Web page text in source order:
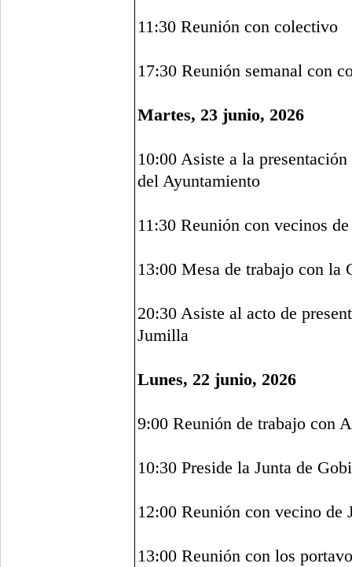
11:30 Reunión con colectivo
17:30 Reunión semanal con
Martes, 23 junio, 2026
10:00 Asiste a la
del Ayuntamiento
11:30 Reunión con vecinos
13:00 Mesa de trabajo con la
20:30 Asiste al acto de
Jumilla
Lunes, 22 junio, 2026
9:00 Reunión de trabajo con
10:30 Preside la Junta de
12:00 Reunión con vecino de
13:00 Reunión con los